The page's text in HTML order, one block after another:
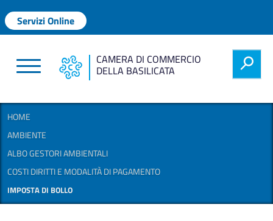
Menu profilo utente
Servizi Online
CAMERA DI COMMERCIO
DELLA BASILICATA h
HOME
AMBIENTE
ALBO GESTORI AMBIENTALI
COSTI DIRITTI E MODALITÀ DI PAGAMENTO
IMPOSTA DI BOLLO